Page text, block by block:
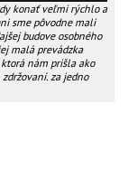
konať veľmi rýchlo a
sme pôvodne mali
budove osobného
malá prevádzka
nám prišla ako
za jedno